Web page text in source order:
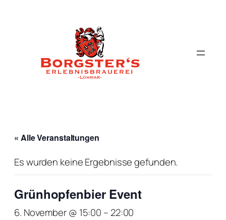
« Alle Veranstaltungen
Es wurden keine Ergebnisse gefunden.
Grünhopfenbier Event
6. November @ 15:00 – 22:00